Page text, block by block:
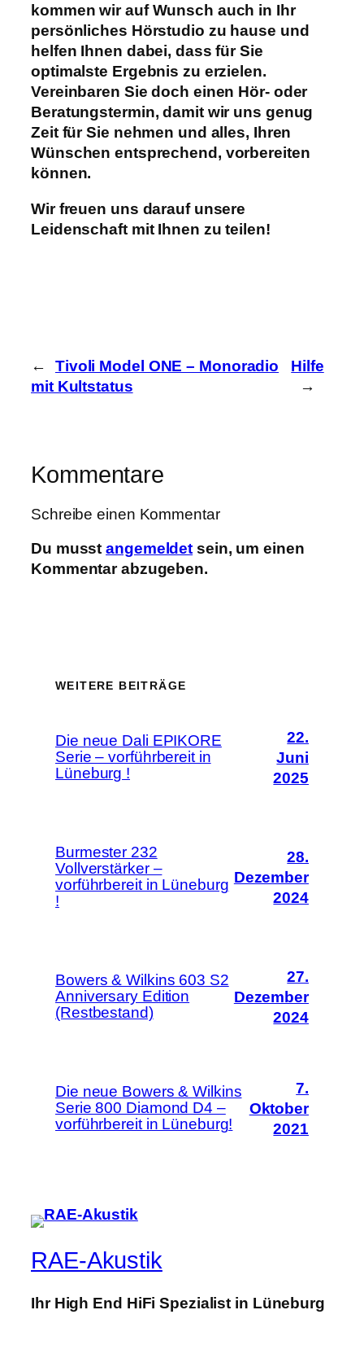
kommen wir auf Wunsch auch in Ihr
persönliches Hörstudio zu hause und
helfen Ihnen dabei, dass für Sie
optimalste Ergebnis zu erzielen.
Vereinbaren Sie doch einen Hör- oder
Beratungstermin, damit wir uns genug
Zeit für Sie nehmen und alles, Ihren
Wünschen entsprechend, vorbereiten
können.
Wir freuen uns darauf unsere
Leidenschaft mit Ihnen zu teilen!
←
Tivoli Model ONE – Monoradio
mit Kultstatus
Hilfe
→
Kommentare
Schreibe einen Kommentar
Du musstangemeldet sein, um einen
Kommentar abzugeben.
WEITERE BEITRÄGE
Die neue Dali EPIKORE
Serie – vorführbereit in
Lüneburg !
22.
Juni
2025
Burmester 232
Vollverstärker –
vorführbereit in Lüneburg
!
28.
Dezember
2024
Bowers & Wilkins 603 S2
Anniversary Edition
(Restbestand)
27.
Dezember
2024
Die neue Bowers & Wilkins
Serie 800 Diamond D4 –
vorführbereit in Lüneburg!
7.
Oktober
2021
RAE-Akustik
Ihr High End HiFi Spezialist in Lüneburg